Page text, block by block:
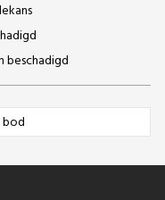
beschadigd